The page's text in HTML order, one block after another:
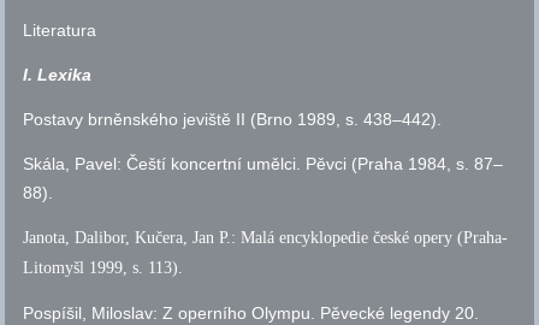
Literatura
I. Lexika
Postavy brněnského jeviště II (Brno 1989, s. 438–442).
Skála, Pavel: Čeští koncertní umělci. Pěvci (Praha 1984, s. 87–
88).
Janota, Dalibor, Kučera, Jan P.: Malá encyklopedie české opery (Praha-
Litomyšl 1999, s. 113).
Pospíšil, Miloslav: Z operního Olympu. Pěvecké legendy 20.